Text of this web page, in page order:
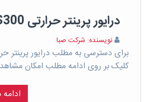
درایور پرینتر حرارتی CITIZEN CT-S300
نویسنده: شرکت صبا
کلیک بر روی ادامه مطلب امکان